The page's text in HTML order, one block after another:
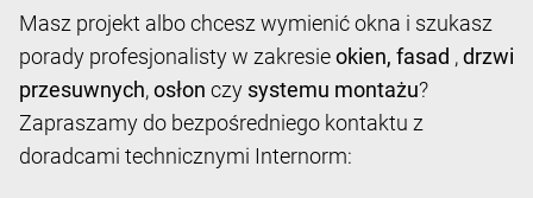
Masz projekt albo chcesz wymienić okna i szukasz
porady profesjonalisty w zakresieokien, fasad ,drzwi
przesuwnych,osłon czy systemu montażu?
Zapraszamy do bezpośredniego kontaktu z
doradcami technicznymi Internorm: